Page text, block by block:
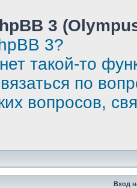
3
3?
такой-то
по
вопросов,
Вход